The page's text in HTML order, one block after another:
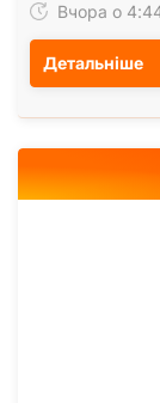
Вчора о
Детальніше